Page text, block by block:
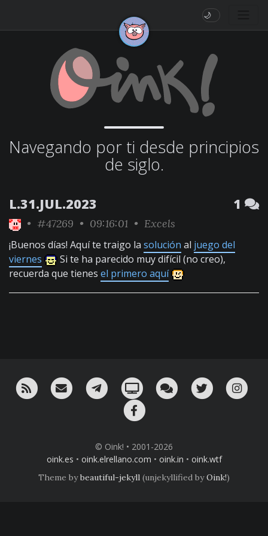
🌙
Navegando por ti desde principios
de siglo.
L.31.JUL.2023 1
• #47269 • 09:16:01 • Excels
¡Buenos días! Aquí te traigo la solución al juego del
viernes
Si te ha parecido muy difícil (no creo),
recuerda que tienes el primero aquí
RSS ¡Mándame un email!¡Nuestro canal en Telegram!
Oink! TV Charla con nosotros
Twitter
© Oink! • 2001-2026
oink.es • oink.elrellano.com • oink.in • oink.wtf
Theme bybeautiful-jekyll (unjekyllified byOink!)